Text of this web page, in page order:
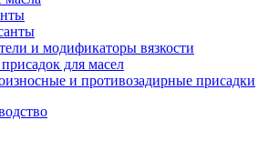
и модификаторы вязкости
для масел
и противозадирные присадки